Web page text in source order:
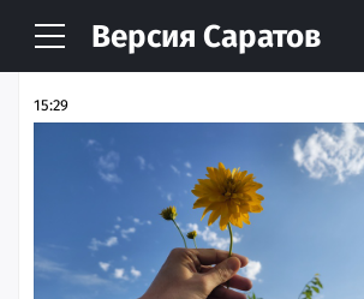
Версия Саратов
НОВОСТИ АРХИВ
15:29